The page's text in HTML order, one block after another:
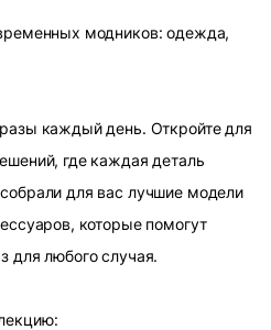
модников: одежда,
каждый день. Откройте для
где каждая деталь
для вас лучшие модели
которые помогут
для любого случая.